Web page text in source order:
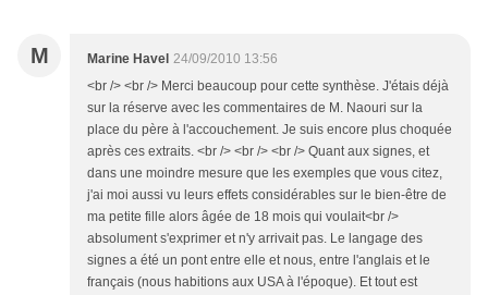
M Marine Havel 24/09/2010 13:56
<br /> <br /> Merci beaucoup pour cette synthèse. J'étais déjà
sur la réserve avec les commentaires de M. Naouri sur la
place du père à l'accouchement. Je suis encore plus choquée
après ces extraits. <br /> <br /> <br /> Quant aux signes, et
dans une moindre mesure que les exemples que vous citez,
j'ai moi aussi vu leurs effets considérables sur le bien-être de
ma petite fille alors âgée de 18 mois qui voulait<br />
absolument s'exprimer et n'y arrivait pas. Le langage des
signes a été un pont entre elle et nous, entre l'anglais et le
français (nous habitions aux USA à l'époque). Et tout est